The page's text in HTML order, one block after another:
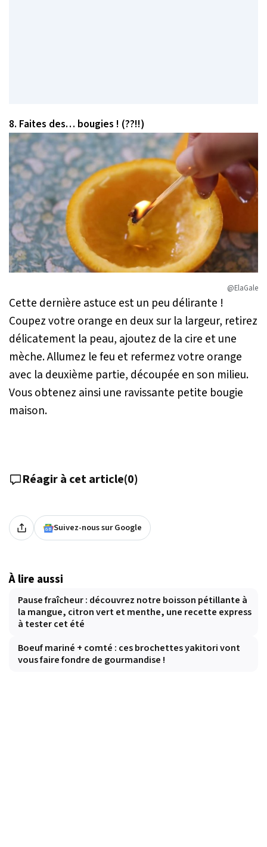
8. Faites des… bougies ! (??!!)
@ElaGale
Cette dernière astuce est un peu délirante !
Coupez votre orange en deux sur la largeur, retirez
délicatement la peau, ajoutez de la cire et une
mèche. Allumez le feu et refermez votre orange
avec la deuxième partie, découpée en son milieu.
Vous obtenez ainsi une ravissante petite bougie
maison.
Réagir à cet article(0)
Suivez-nous sur Google
À lire aussi
Pause fraîcheur : découvrez notre boisson pétillante à
la mangue, citron vert et menthe, une recette express
à tester cet été
Boeuf mariné + comté : ces brochettes yakitori vont
vous faire fondre de gourmandise !